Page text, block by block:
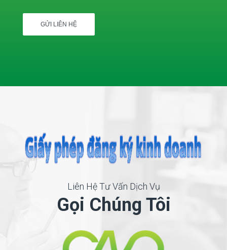
Liên Hệ Tư Vấn Dịch Vụ
Gọi Chúng Tôi